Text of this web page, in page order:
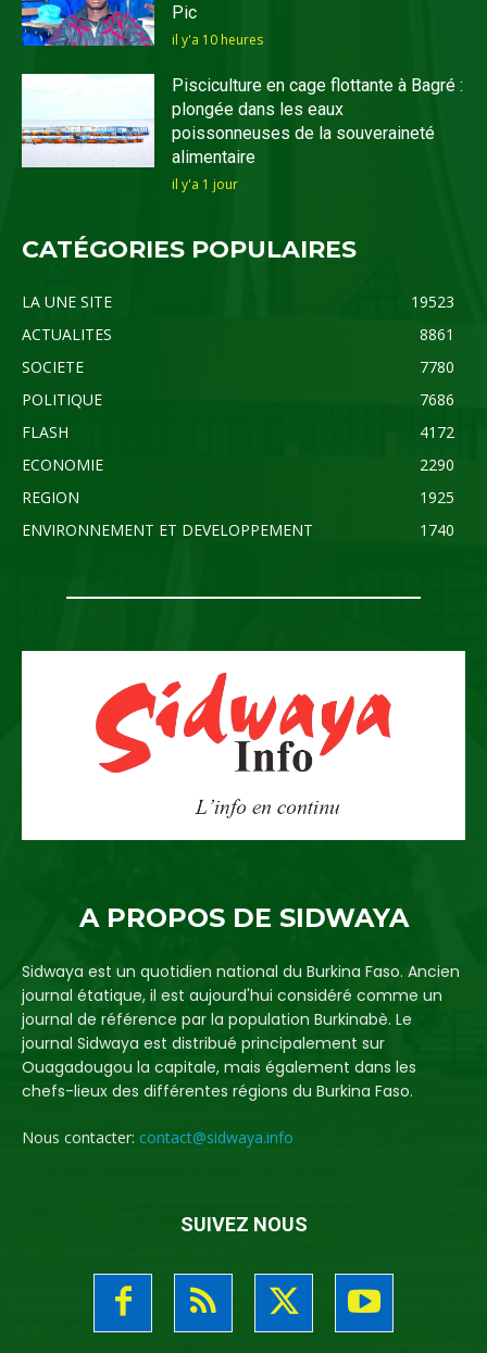
Pic
il y'a 10 heures
Pisciculture en cage flottante à Bagré :
plongée dans les eaux
poissonneuses de la souveraineté
alimentaire
il y'a 1 jour
CATÉGORIES POPULAIRES
LA UNE SITE
19523
ACTUALITES
8861
SOCIETE
7780
POLITIQUE
7686
FLASH
4172
ECONOMIE
2290
REGION
1925
ENVIRONNEMENT ET DEVELOPPEMENT
1740
A PROPOS DE SIDWAYA
Sidwaya est un quotidien national du Burkina Faso. Ancien
journal étatique, il est aujourd'hui considéré comme un
journal de référence par la population Burkinabè. Le
journal Sidwaya est distribué principalement sur
Ouagadougou la capitale, mais également dans les
chefs-lieux des différentes régions du Burkina Faso.
Nous contacter: contact@sidwaya.info
SUIVEZ NOUS